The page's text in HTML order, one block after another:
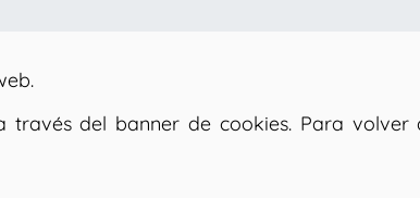
través del banner de cookies. Para